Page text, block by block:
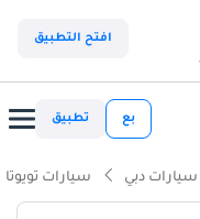
افتح التطبيق
بع تطبيق
سيارات دبي سيارات تويوتا